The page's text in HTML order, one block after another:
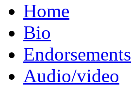
to
contentHome
Bio
Endorsements
Audio/video